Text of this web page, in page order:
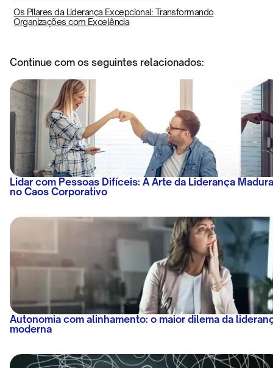
Os Pilares da Liderança Excepcional: Transformando
Organizações com Excelência
Continue com os seguintes relacionados:
Lidar com Pessoas Difíceis: A Arte da Liderança Madura
no Caos Corporativo
Autonomia com alinhamento: o maior dilema da
moderna